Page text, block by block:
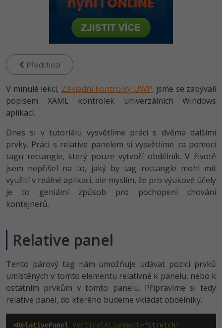
HTML5, CSS3, Bootstrap, SEO
SQL a databáze
Testování a verzování
UML a návrhové vzory
Spring
ASP.NET MVC
Django
JavaScript
Python
HTML / CSS
MySQL/MariaDB
MS-SQL
SQLite
Vývojář mobilních aplikací
Specialista na AI a bigdata
C# Game developer
Webdesigner
Tester
Grafik / UX/UI návrhář
3D grafik
Projektový manažer
Copywriter
WordPress specialista
SEO specialista
Python -80%
JavaScript -80%
PHP
-80%
Swift
-80%
VB.NET
SQL
Algoritmy -41%
Umělá inteligence (AI) -10%
Pro děti
Více
Předchozí
V minulé lekci, Základní kontrolky UWP, jsme se zabývali
popisem XAML kontrolek univerzálních Windows
aplikací.
Dnes si v tutoriálu vysvětlíme práci s dvěma dalšími
prvky. Práci s relative panelem si vysvětlíme za pomoci
tagu rectangle, který pouze vytvoří obdélník. V životě
jsem nepřišel na to, jaký by tag rectangle mohl mít
využití v reálné aplikaci, ale myslím, že pro výukové účely
je to geniální způsob pro pochopení chování
kontejnerů.
Relative panel
Tento párový tag nám umožňuje udávat pozici prvků
umístěných v tomto elementu relativně k panelu, nebo k
ostatním prvkům v tomto panelu. Připravíme si tedy
relative panel, do kterého budeme vkládat obdélníky.
<RelativePanel VerticalAlignment="Stretch"